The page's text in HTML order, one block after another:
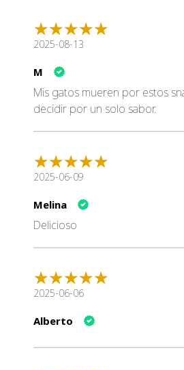
2025-08-13
M
Mis gatos mueren por estos
decidir por un solo sabor.
2025-06-09
Melina
Delicioso
2025-06-06
Alberto